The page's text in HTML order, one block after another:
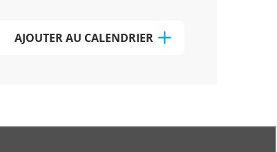
AJOUTER AU CALENDRIER